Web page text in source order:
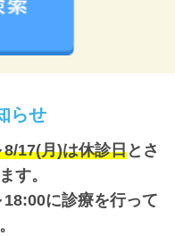
らせ
17(月)は休診日とさ
す。
に診療を行って